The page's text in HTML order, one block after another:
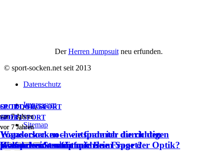
OUTDOOR,SPORT
vor 7 Jahren
Wandersocken – wie finde ich die richtigen
Wandersocken für mich?
SPORT
vor 7 Jahren
Kompressionsstrümpfe beim Sport?
GOLF,SPORT
vor 7 Jahren
Golfsocken – nicht nur eine Frage der Optik?
SPORT,YOGA
vor 7 Jahren
Yogasocken noch entspannter durch den
passenden Strumpf.
DerHerren Jumpsuitneu erfunden.
© sport-socken.net seit 2013
Datenschutz
Impressum
Sitemap